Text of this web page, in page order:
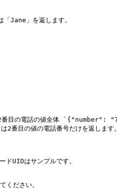
」を返します。
は2番目の電話の値全体
目の値の電話番号だけを返します。
UIDはサンプルです。
ください。